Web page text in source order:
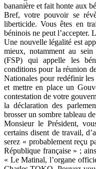
bananière et fait honte aux
Bref, votre pouvoir se
liberticide. Vous êtes en
béninois ne peut l’accepter.
Une nouvelle légalité est
mieux, notamment au
(FSP) qui appelle les
conditions pour la réunion
Nationales pour redéfinir les
et mettre en place un
contestation de votre
la déclaration des
brosser un sombre tableau
Monsieur le Président,
certains disent de travail,
serez « probablement reçu
République française » ;
« Le Matinal, l’organe